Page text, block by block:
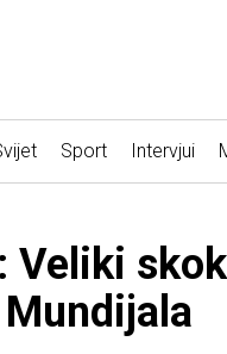
Sport Intervjui
Veliki skok